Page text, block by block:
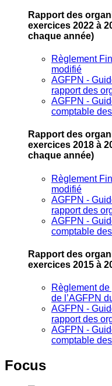
Rapport des
exercices 2022 à
chaque année)
Règlement
modifié
AGFPN ‐
rapport des
AGFPN ‐
comptable
Rapport des
exercices 2018 à
chaque année)
Règlement
modifié
AGFPN ‐
rapport des
AGFPN ‐
comptable
Rapport des
exercices 2015 à
Règlement
de l’AGFPN
AGFPN ‐
rapport des
AGFPN ‐
comptable
Focus